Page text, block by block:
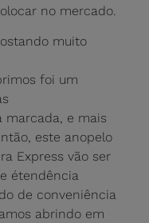
no mercado.
muito
foi um
marcada, e mais
este anopelo
Express vão ser
étendência
de conveniência
abrindo em